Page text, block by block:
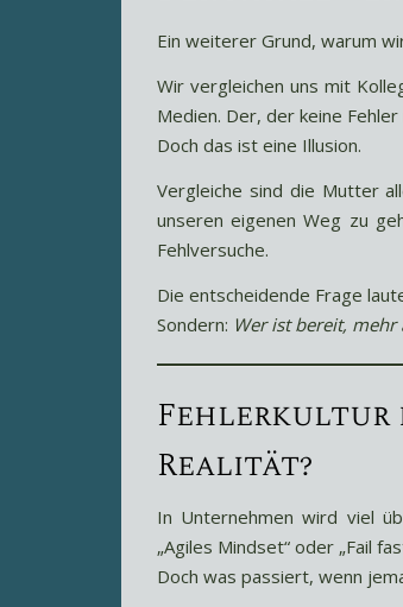
Ein weiterer Grund, warum
Wir vergleichen uns mit
Medien. Der, der keine
Doch das ist eine Illusion.
Vergleiche sind die Mutter
unseren eigenen Weg zu
Fehlversuche.
Die entscheidende Frage
Sondern: Wer ist bereit, mehr
Fehlerkultur
Realität?
In Unternehmen wird viel
„Agiles Mindset“ oder „Fail
Doch was passiert, wenn